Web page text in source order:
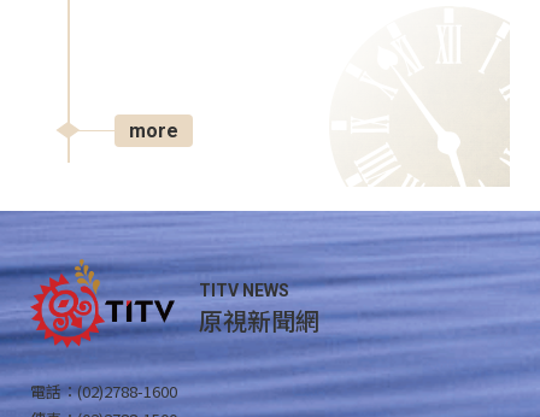
more
TITV NEWS
原視新聞網
電話：(02)2788-1600